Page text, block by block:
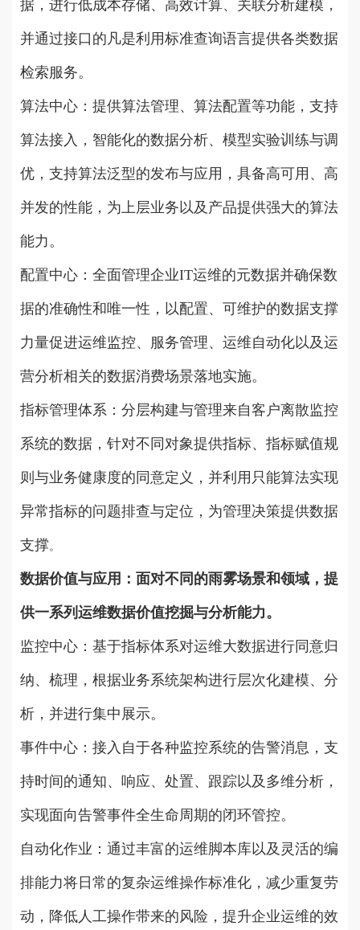
据，进行低成本存储、高效计算、关联分析建模，
并通过接口的凡是利用标准查询语言提供各类数据
检索服务。
算法中心：提供算法管理、算法配置等功能，支持
算法接入，智能化的数据分析、模型实验训练与调
优，支持算法泛型的发布与应用，具备高可用、高
并发的性能，为上层业务以及产品提供强大的算法
能力。
配置中心：全面管理企业IT运维的元数据并确保数
据的准确性和唯一性，以配置、可维护的数据支撑
力量促进运维监控、服务管理、运维自动化以及运
营分析相关的数据消费场景落地实施。
指标管理体系：分层构建与管理来自客户离散监控
系统的数据，针对不同对象提供指标、指标赋值规
则与业务健康度的同意定义，并利用只能算法实现
异常指标的问题排查与定位，为管理决策提供数据
支撑 。
数据价值与应用：面对不同的雨雾场景和领域，提
供一系列运维数据价值挖掘与分析能力。
监控中心：基于指标体系对运维大数据进行同意归
纳、梳理，根据业务系统架构进行层次化建模、分
析，并进行集中展示。
事件中心：接入自于各种监控系统的告警消息，支
持时间的通知、响应、处置、跟踪以及多维分析，
实现面向告警事件全生命周期的闭环管控。
自动化作业：通过丰富的运维脚本库以及灵活的编
排能力将日常的复杂运维操作标准化，减少重复劳
动，降低人工操作带来的风险，提升企业运维的效